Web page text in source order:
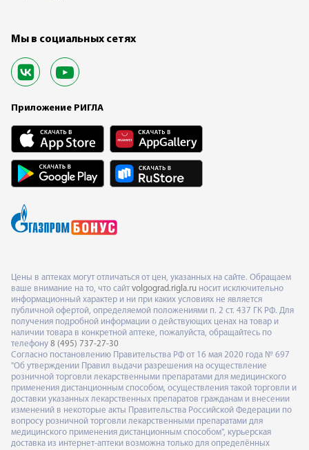
Мы в социальных сетях
Приложение РИГЛА
Цены в аптеках могут отличаться от цен, указанных на сайте. Обращаем
ваше внимание на то, что сайт volgograd.rigla.ru носит исключительно
информационный характер и ни при каких условиях не является
публичной офертой, определяемой положениями п. 2 ст. 437 ГК РФ. Для
получения подробной информации о действующих ценах на товар и
наличии товара в конкретной аптеке, пожалуйста, обращайтесь по
телефону 8 (495) 737-27-30
Согласно постановлению Правительства РФ от 16 мая 2020 года № 697
"Об утверждении Правил выдачи разрешения на осуществление
розничной торговли лекарственными препаратами для медицинского
применения дистанционным способом, осуществления такой торговли и
доставки указанных лекарственных препаратов гражданам и внесении
изменений в некоторые акты Правительства Российской Федерации по
вопросу розничной торговли лекарственными препаратами для
медицинского применения дистанционным способом", курьерская
доставка из интернет-аптеки возможна только для определённых